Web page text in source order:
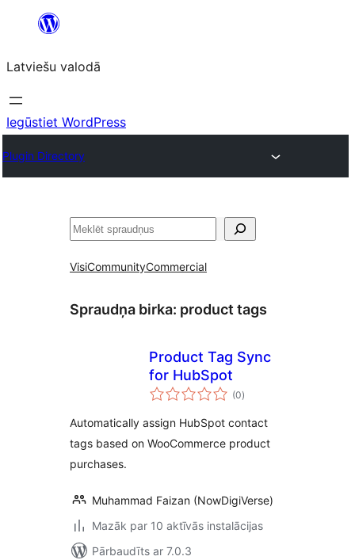
Pāriet
saturu
Latviešu valodā
Iegūstiet WordPress
Plugin Directory
Meklēt
VisiCommunityCommercial
Spraudņa birka: product tags
Product Tag Sync
for HubSpot
(0vērtējumu
kopsumma
)
Automatically assign HubSpot contact
tags based on WooCommerce product
purchases.
Muhammad Faizan (NowDigiVerse)
Mazāk par 10 aktīvās instalācijas
Pārbaudīts ar 7.0.3